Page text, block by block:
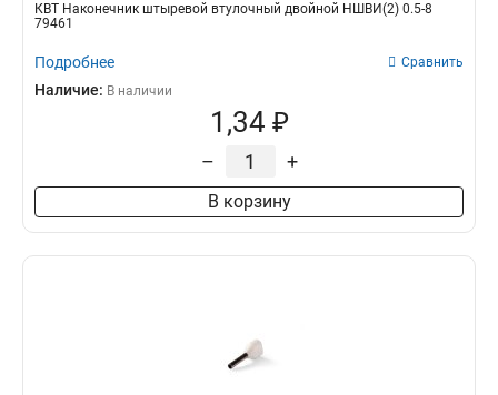
КВТ Наконечник штыревой втулочный двойной НШВИ(2) 0.5-8
79461
Подробнее Сравнить
Наличие: В наличии
1,34 ₽
– +
В корзину